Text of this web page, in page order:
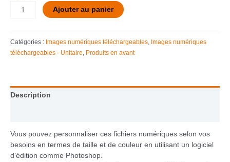
Ajouter au panier
Catégories : Images numériques téléchargeables Images numériques
téléchargeables - Unitaire Produits en avant
Description
Vous pouvez personnaliser ces fichiers numériques selon vos
besoins en termes de taille et de couleur en utilisant un logiciel
d’édition comme Photoshop.